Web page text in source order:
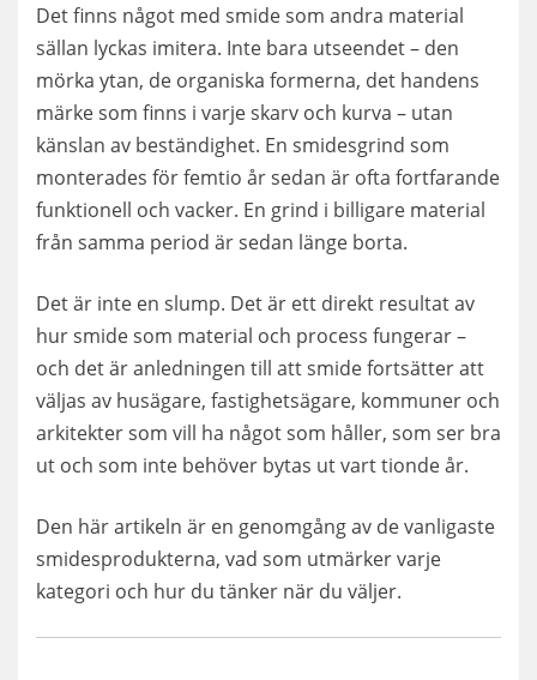
Det finns något med smide som andra material
sällan lyckas imitera. Inte bara utseendet – den
mörka ytan, de organiska formerna, det handens
märke som finns i varje skarv och kurva – utan
känslan av beständighet. En smidesgrind som
monterades för femtio år sedan är ofta fortfarande
funktionell och vacker. En grind i billigare material
från samma period är sedan länge borta.
Det är inte en slump. Det är ett direkt resultat av
hur smide som material och process fungerar –
och det är anledningen till att smide fortsätter att
väljas av husägare, fastighetsägare, kommuner och
arkitekter som vill ha något som håller, som ser bra
ut och som inte behöver bytas ut vart tionde år.
Den här artikeln är en genomgång av de vanligaste
smidesprodukterna, vad som utmärker varje
kategori och hur du tänker när du väljer.